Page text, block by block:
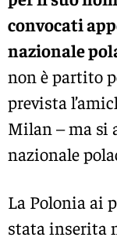
convocati
nazionale
non è partito
prevista
Milan – ma si
nazionale
La Polonia ai
stata inserita